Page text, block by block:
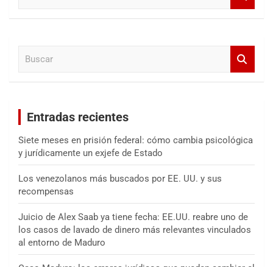
Entradas recientes
Siete meses en prisión federal: cómo cambia psicológica
y jurídicamente un exjefe de Estado
Los venezolanos más buscados por EE. UU. y sus
recompensas
Juicio de Alex Saab ya tiene fecha: EE.UU. reabre uno de
los casos de lavado de dinero más relevantes vinculados
al entorno de Maduro